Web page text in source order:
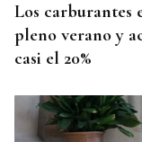
Los carburantes
pleno verano y
casi el 20%